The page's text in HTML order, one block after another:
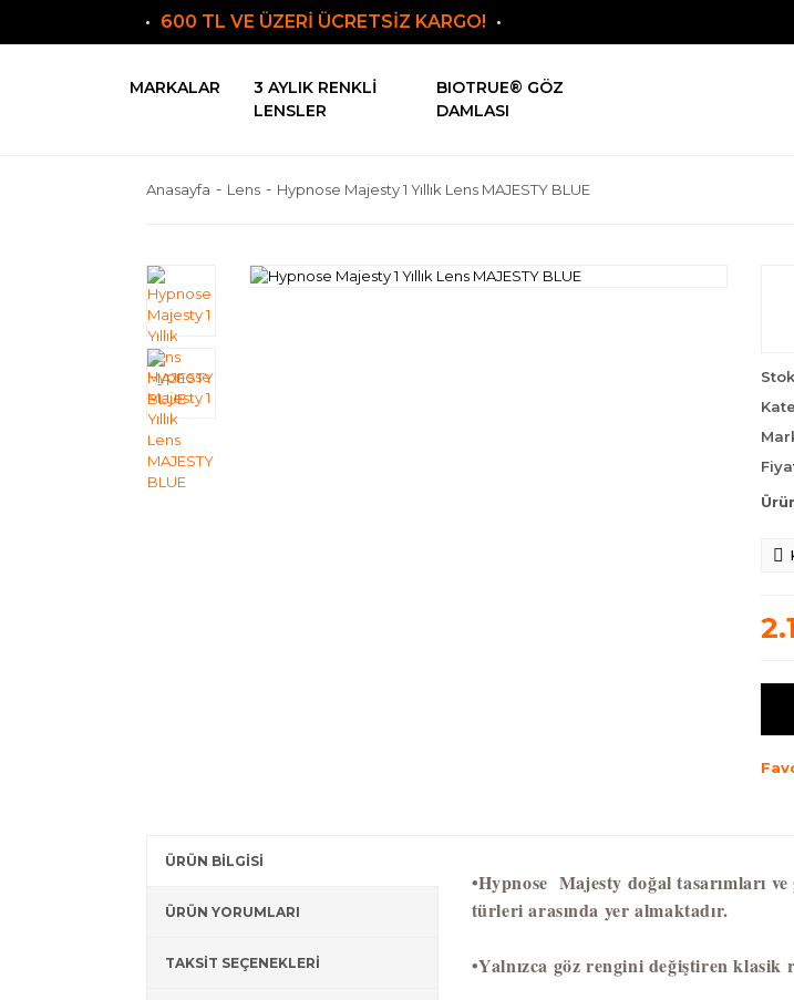
600 TL VE ÜZERİ ÜCRETSİZ KARGO!
MARKALAR
3 AYLIK RENKLI
LENSLER
BIOTRUE® GÖZ
DAMLASI
Anasayfa Lens Hypnose Majesty 1 Yıllık Lens MAJESTY BLUE
ÜRÜN BİLGİSİ
ÜRÜN YORUMLARI
TAKSİT SEÇENEKLERİ
•Hypnose Majesty doğal tasarımları
türleri arasında yer almaktadır.
•Yalnızca göz rengini değiştiren